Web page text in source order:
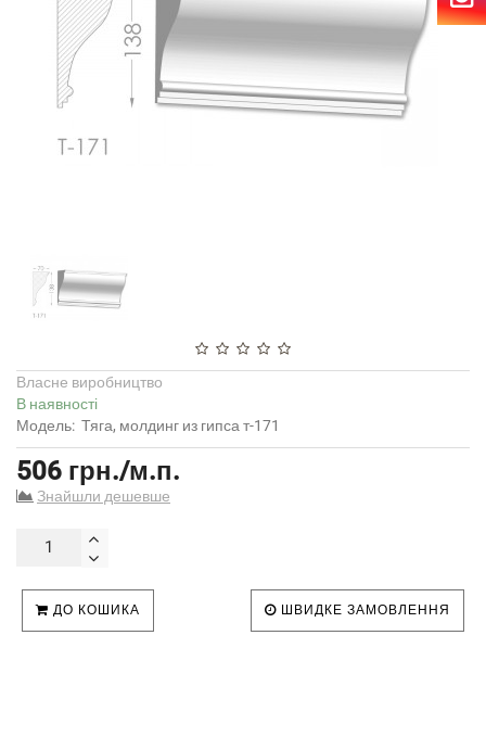
Власне виробництво
В наявності
Модель: Тяга, молдинг из гипса т-171
506 грн./м.п.
Знайшли дешевше
ДО КОШИКА ШВИДКЕ ЗАМОВЛЕННЯ